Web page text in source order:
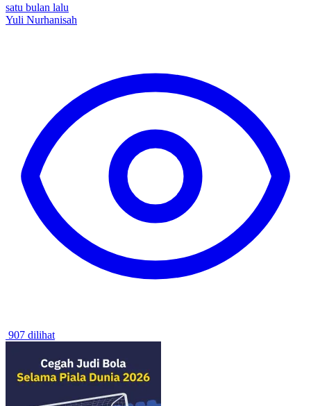
satu bulan lalu
Yuli Nurhanisah
907 dilihat